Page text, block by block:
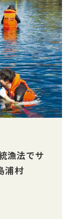
漁法でサ
浦村